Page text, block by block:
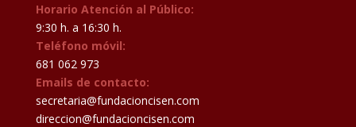
Horario Atención al Público:
9:30 h. a 16:30 h.
Teléfono móvil:
681 062 973
Emails de contacto:
secretaria@fundacioncisen.com
direccion@fundacioncisen.com